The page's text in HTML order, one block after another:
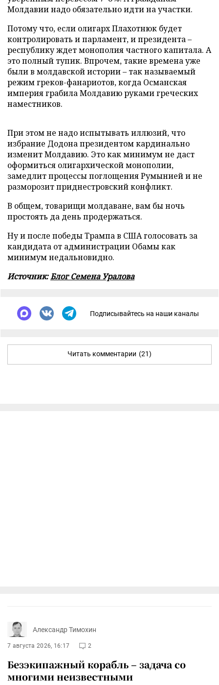
Молдавии надо обязательно идти на участки.
Потому что, если олигарх Плахотнюк будет
контролировать и парламент, и президента –
республику ждет монополия частного капитала. А
это полный тупик. Впрочем, такие времена уже
были в молдавской истории – так называемый
режим греков-фанариотов, когда Османская
империя грабила Молдавию руками греческих
наместников.
При этом не надо испытывать иллюзий, что
избрание Додона президентом кардинально
изменит Молдавию. Это как минимум не даст
оформиться олигархической монополии,
замедлит процессы поглощения Румынией и не
разморозит приднестровский конфликт.
В общем, товарищи молдаване, вам бы ночь
простоять да день продержаться.
Ну и после победы Трампа в США голосовать за
кандидата от администрации Обамы как
минимум недальновидно.
Источник:Блог Семена Уралова
Подписывайтесь на наши каналы
Читать комментарии (21)
Александр Тимохин
7 августа 2026, 16:17 2
Безэкипажный корабль – задача со
многими неизвестными